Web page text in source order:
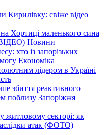
Кирилівку: свіже відео
Хортиці маленького сина
Новини
хто із запорізьких
Економіка
лідером в Україні
збиття реактивного
поблизу Запоріжжя
житловому секторі: як
атак (ФОТО)